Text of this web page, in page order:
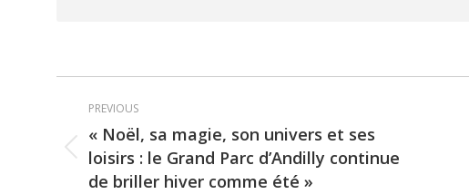
Post
navigation
PREVIOUS
Previous
post:
« Noël, sa magie, son univers et ses
loisirs : le Grand Parc d’Andilly continue
de briller hiver comme été »